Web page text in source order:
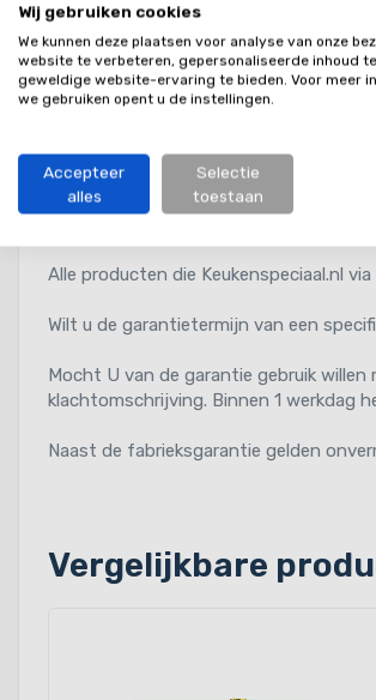
Artikelcode leverancier:
Alle producten die Keukenspeciaal.nl
Wilt u de garantietermijn van een
Mocht U van de garantie gebruik
klachtomschrijving. Binnen 1 werkdag
Naast de fabrieksgarantie gelden
Vergelijkbare
Wij gebruiken cookies
We kunnen deze plaatsen voor analyse van onze
website te verbeteren, gepersonaliseerde inhoud
geweldige website-ervaring te bieden. Voor meer
we gebruiken opent u de instellingen.
Accepteer
alles
Selectie
toestaan